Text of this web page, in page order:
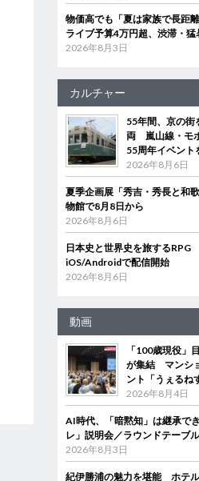
物価高でも「夏は家族で長距
ライブ予算4万円超、渋滞・
2026年8月3日
カルチャー
55年間、京の街
両 嵐山線・モ
55周年イベント
2026年8月6日
夏季企画展「秀吉・秀長と和
物館で8月8日から
2026年8月6日
日本史と世界史を旅するRPG
iOS/Androidで配信開始
2026年8月6日
動画
「100歳現役」
が集結 マンシ
ント「うぇるね
2026年8月4日
AI時代、「暗黙知」は継承で
レ」説明会／ラウンドテーブル
2026年8月3日
紀伊勝浦の魅力を堪能 ホテ